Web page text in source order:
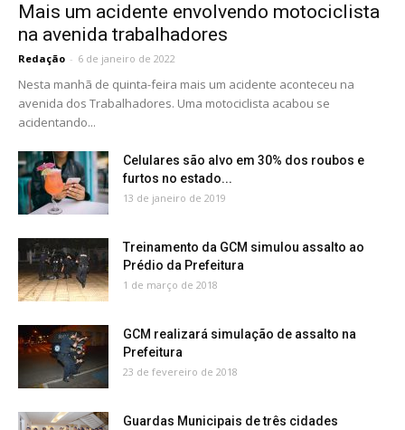
Mais um acidente envolvendo motociclista
na avenida trabalhadores
Redação - 6 de janeiro de 2022
Nesta manhã de quinta-feira mais um acidente aconteceu na
avenida dos Trabalhadores. Uma motociclista acabou se
acidentando...
Celulares são alvo em 30% dos roubos e
furtos no estado...
13 de janeiro de 2019
Treinamento da GCM simulou assalto ao
Prédio da Prefeitura
1 de março de 2018
GCM realizará simulação de assalto na
Prefeitura
23 de fevereiro de 2018
Guardas Municipais de três cidades